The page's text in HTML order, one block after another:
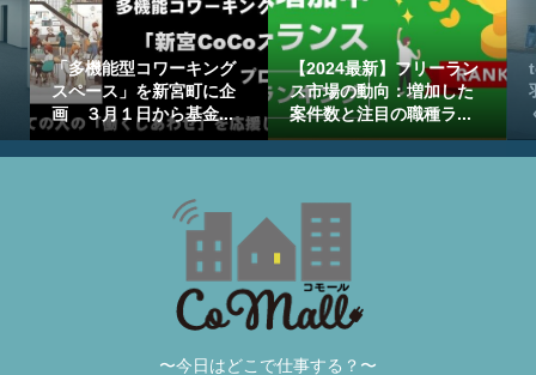
「多機能型コワーキング
スペース」を新宮町に企
画 ３月１日から基金...
【2024最新】フリーラン
ス市場の動向：増加した
案件数と注目の職種ラ...
〜今日はどこで仕事する？〜